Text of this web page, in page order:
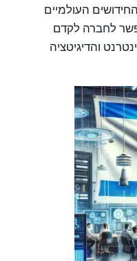
העולמיים
לחברה לקדם
והדיגיטציה